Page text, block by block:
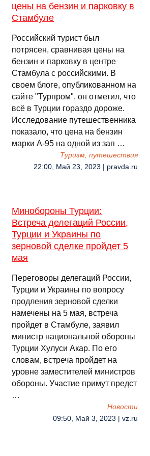
цены на бензин и парковку в
Стамбуле
Российский турист был
потрясен, сравнивая цены на
бензин и парковку в центре
Стамбула с российскими. В
своем блоге, опубликованном на
сайте "Турпром", он отметил, что
всё в Турции гораздо дороже.
Исследование путешественника
показало, что цена на бензин
марки А-95 на одной из зап …
Туризм, путешествия
22:00, Май 23, 2023 | pravda.ru
Минобороны Турции:
Встреча делегаций России,
Турции и Украины по
зерновой сделке пройдет 5
мая
Переговоры делегаций России,
Турции и Украины по вопросу
продления зерновой сделки
намечены на 5 мая, встреча
пройдет в Стамбуле, заявил
министр национальной обороны
Турции Хулуси Акар. По его
словам, встреча пройдет на
уровне заместителей министров
обороны. Участие примут предст
…
Новости
09:50, Май 3, 2023 | vz.ru